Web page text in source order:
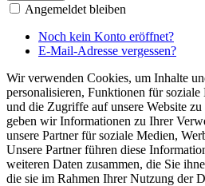
Angemeldet bleiben
Noch kein Konto eröffnet?
E-Mail-Adresse vergessen?
Wir verwenden Cookies, um Inhalte
personalisieren, Funktionen für
und die Zugriffe auf unsere Website
geben wir Informationen zu Ihrer
unsere Partner für soziale Medien,
Unsere Partner führen diese
weiteren Daten zusammen, die Sie
die sie im Rahmen Ihrer Nutzung der